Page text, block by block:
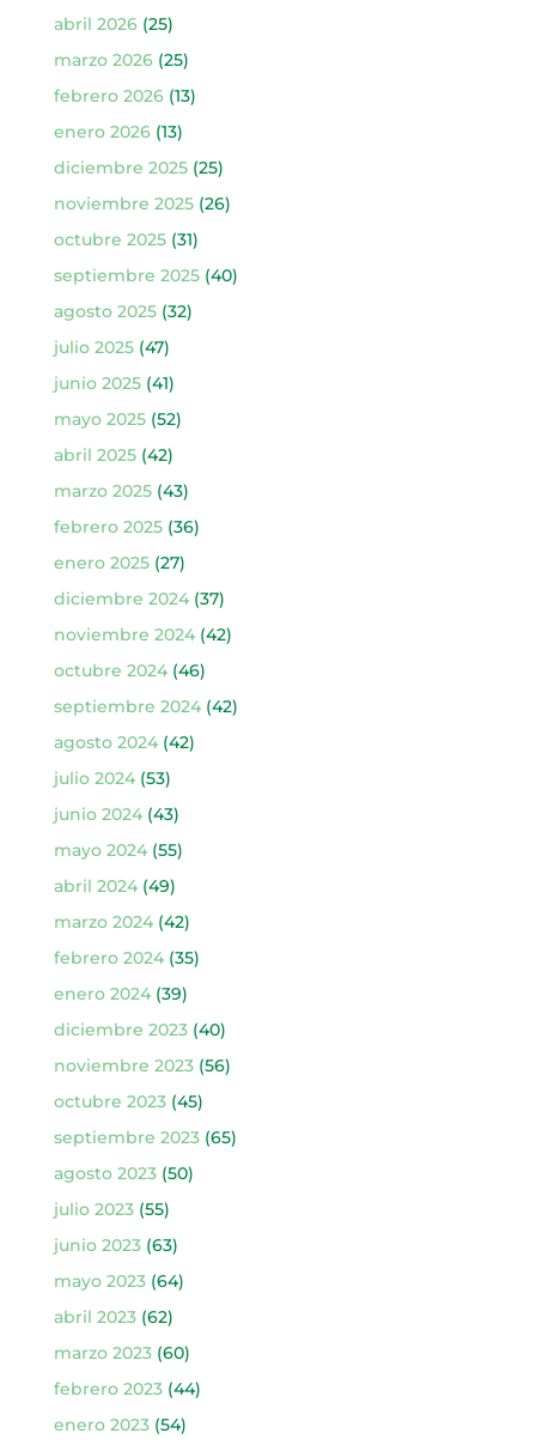
abril 2026(25)
marzo 2026(25)
febrero 2026(13)
enero 2026(13)
diciembre 2025(25)
noviembre 2025(26)
octubre 2025(31)
septiembre 2025(40)
agosto 2025(32)
julio 2025(47)
junio 2025(41)
mayo 2025(52)
abril 2025(42)
marzo 2025(43)
febrero 2025(36)
enero 2025(27)
diciembre 2024(37)
noviembre 2024(42)
octubre 2024(46)
septiembre 2024(42)
agosto 2024(42)
julio 2024(53)
junio 2024(43)
mayo 2024(55)
abril 2024(49)
marzo 2024(42)
febrero 2024(35)
enero 2024(39)
diciembre 2023(40)
noviembre 2023(56)
octubre 2023(45)
septiembre 2023(65)
agosto 2023(50)
julio 2023(55)
junio 2023(63)
mayo 2023(64)
abril 2023(62)
marzo 2023(60)
febrero 2023(44)
enero 2023(54)